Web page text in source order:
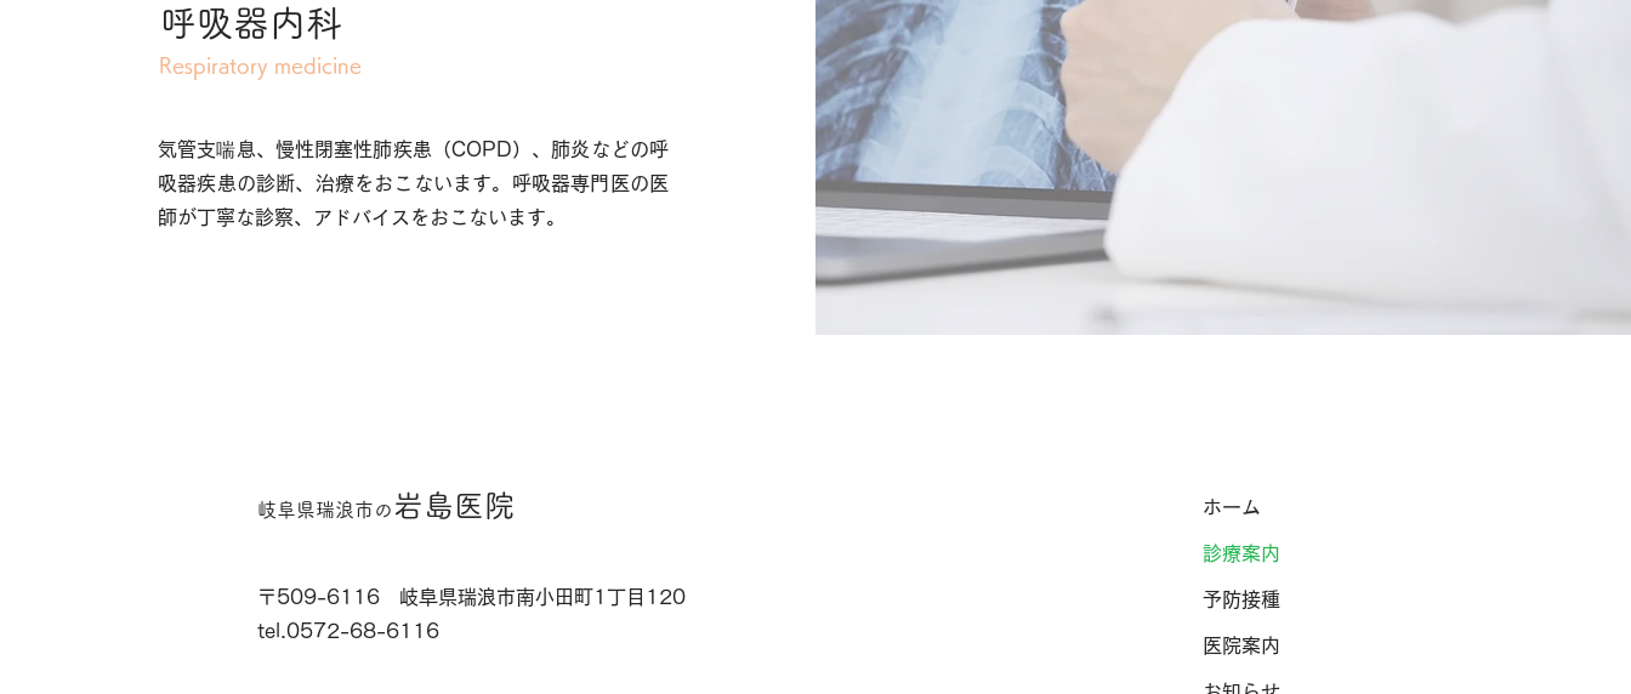
呼吸器内科
Respiratory medicine
気管支喘息、慢性閉塞性肺疾患（COPD）、肺炎などの呼
吸器疾患の診断、治療をおこないます。呼吸器専門医の医
師が丁寧な診察、アドバイスをおこないます。
岐阜県瑞浪市​の 岩島医院
〒509-6116 岐阜県瑞浪市南小田町1丁目120
tel.0572-68-6116
ホーム
診療案内
予防接種
医院案内